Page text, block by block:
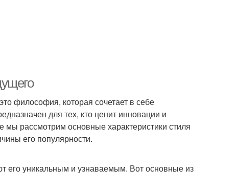
философия, которая сочетает в себе
для тех, кто ценит инновации и
рассмотрим основные характеристики стиля
его популярности.
его уникальным и узнаваемым. Вот основные из